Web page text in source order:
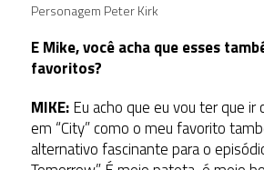
Personagem Peter Kirk
E Mike, você acha que esses
favoritos?
MIKE:Eu acho que eu vou ter que ir
em “City” como o meu favorito
alternativo fascinante para o